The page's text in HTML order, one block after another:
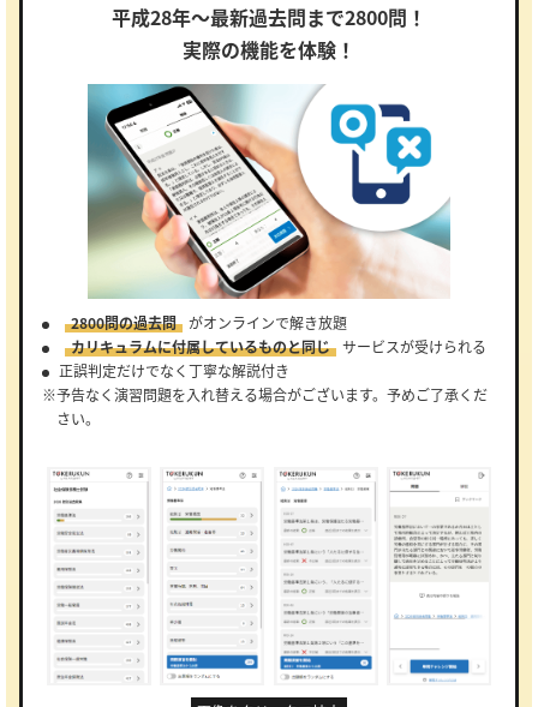
平成28年～最新過去問まで2800問！
実際の機能を体験！
2800問の過去問 がオンラインで解き放題
カリキュラムに付属しているものと同じ サービスが受けられる
正誤判定だけでなく丁寧な解説付き
※予告なく演習問題を入れ替える場合がございます。予めご了承くだ
さい。